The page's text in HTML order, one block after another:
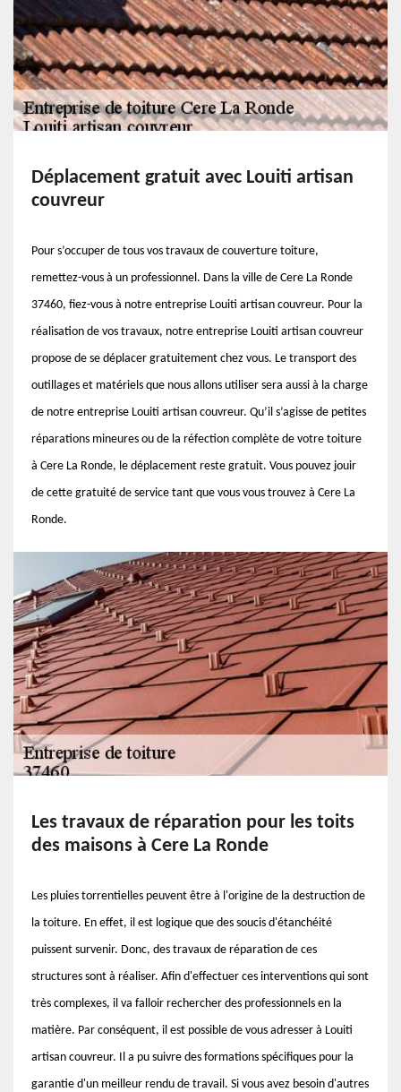
Déplacement gratuit avec Louiti artisan
couvreur
Pour s’occuper de tous vos travaux de couverture toiture,
remettez-vous à un professionnel. Dans la ville de Cere La Ronde
37460, fiez-vous à notre entreprise Louiti artisan couvreur. Pour la
réalisation de vos travaux, notre entreprise Louiti artisan couvreur
propose de se déplacer gratuitement chez vous. Le transport des
outillages et matériels que nous allons utiliser sera aussi à la charge
de notre entreprise Louiti artisan couvreur. Qu’il s’agisse de petites
réparations mineures ou de la réfection complète de votre toiture
à Cere La Ronde, le déplacement reste gratuit. Vous pouvez jouir
de cette gratuité de service tant que vous vous trouvez à Cere La
Ronde.
Les travaux de réparation pour les toits
des maisons à Cere La Ronde
Les pluies torrentielles peuvent être à l'origine de la destruction de
la toiture. En effet, il est logique que des soucis d'étanchéité
puissent survenir. Donc, des travaux de réparation de ces
structures sont à réaliser. Afin d'effectuer ces interventions qui sont
très complexes, il va falloir rechercher des professionnels en la
matière. Par conséquent, il est possible de vous adresser à Louiti
artisan couvreur. Il a pu suivre des formations spécifiques pour la
garantie d'un meilleur rendu de travail. Si vous avez besoin d'autres